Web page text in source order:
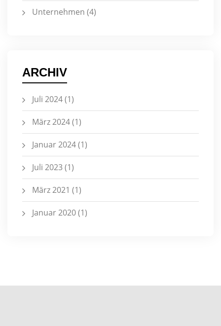
Unternehmen (4)
ARCHIV
Juli 2024(1)
März 2024(1)
Januar 2024(1)
Juli 2023(1)
März 2021 (1)
Januar 2020(1)